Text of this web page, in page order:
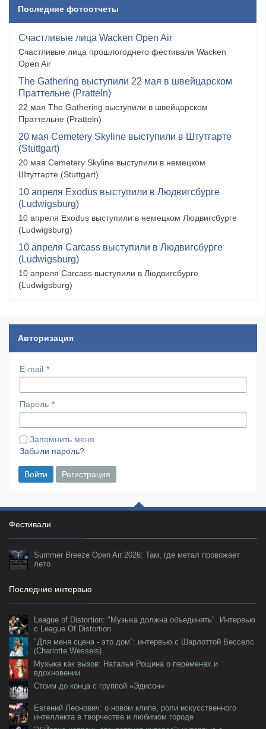
Последние фотоотчеты
Счастливые лица Wacken Open Air
Счастливые лица прошлогоднего фестиваля Wacken
Open Air
The Gathering выступили 22 мая в швейцарском
Праттельне (Pratteln)
22 мая The Gathering выступили в швейцарском
Праттельне (Pratteln)
20 мая Cemetery Skyline выступили в Штутгарте
(Stuttgart)
20 мая Cemetery Skyline выступили в немецком
Штутгарте (Stuttgart)
10 апреля Exodus выступили в Людвигсбурге
(Ludwigsburg)
10 апреля Exodus выступили в немецком Людвигсбурге
(Ludwigsburg)
10 апреля Carcass выступили в Людвигсбурге
(Ludwigsburg)
10 апреля Carcass выступили в Людвигсбурге
(Ludwigsburg)
Авторизация
E-mail
Пароль
Запомнить меня
Забыли пароль?
Войти Регистрация
Фестивали
Summer Breeze Open Air 2026: Там, где метал провожает
лето
Последние интервью
League of Distortion: "Музыка должна объединять". Интервью
с League Of Distortion
"Для меня сцена - это дом": интервью с Шарлоттой Весселс
(Charlotte Wessels)
Музыка как вызов: Наталья Рощина о переменах и
вдохновении
Стоим до конца с группой «Эдисон»
Евгений Леонович: о новом клипе, роли искусственного
интеллекта в творчестве и любимом городе